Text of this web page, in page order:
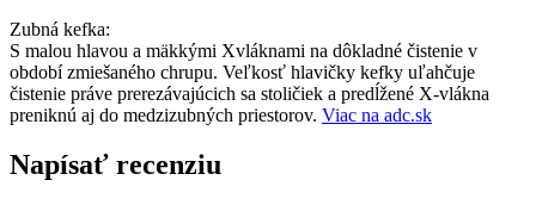
Zubná kefka:
S malou hlavou a mäkkými X­vláknami na dôkladné čistenie v
období zmiešaného chrupu. Veľkosť hlavičky kefky uľahčuje
čistenie práve prerezávajúcich sa stoličiek a predĺžené X-vlákna
preniknú aj do medzizubných priestorov. Viac na adc.sk
Napísať recenziu